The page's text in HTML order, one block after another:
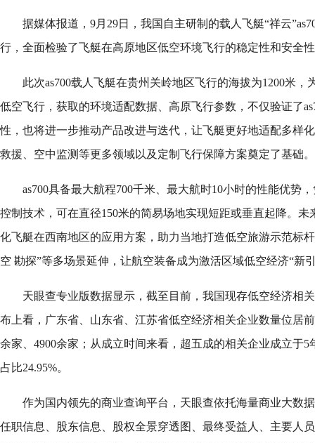
据媒体报道，9月29日，我国自主研制的载人飞艇“祥云
行，全面检验了飞艇在高原地区低空环境飞行的稳定性和安全
此次as700载人飞艇在贵州关岭地区飞行的海拔为1200米，
低空飞行，获取的环境适配数据、高原飞行参数，不仅验证了
性，也将进一步推动产品改进与迭代，让飞艇更好地适配多样
救援、空中监测等更多领域以及定制飞行保障方案奠定了基础。
as700具备最大航程700千米、最大航时10小时的性能优势
控制技术，可在直径150米的简易场地实现短距或垂直起降。
化飞艇在西南地区的应用方案，助力当地打造低空旅游示范标杆
空 勘探”等多场景延伸，让航空装备成为激活区域低空经济“新
天眼查专业版数据显示，截至目前，我国现存低空经济相
布上看，广东省、山东省、江苏省低空经济相关企业数量位居
余家、4900余家；从成立时间来看，超五成的相关企业成立于
占比24.95%。
作为国内领先的商业查询平台，天眼查依托海量商业大数
任职信息、股东信息、股权全景穿透图、最终受益人、主要人